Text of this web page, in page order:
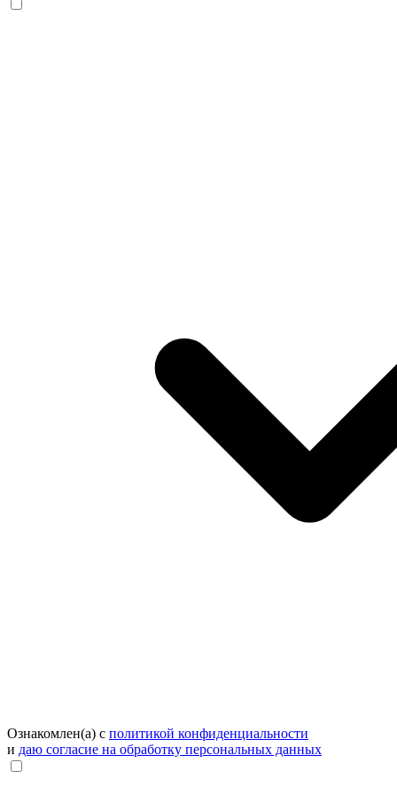
Ознакомлен(а) с политикой конфиденциальности
и даю согласие на обработку персональных данных